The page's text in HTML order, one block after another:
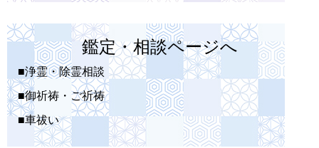
鑑定・相談ページへ
■浄霊・除霊相談
■御祈祷・ご祈祷
■車祓い